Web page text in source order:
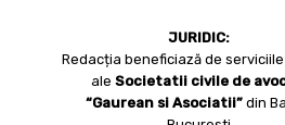
JURIDIC:
Redacția beneficiază de
ale Societatii civile de
“Gaurean si Asociatii” din